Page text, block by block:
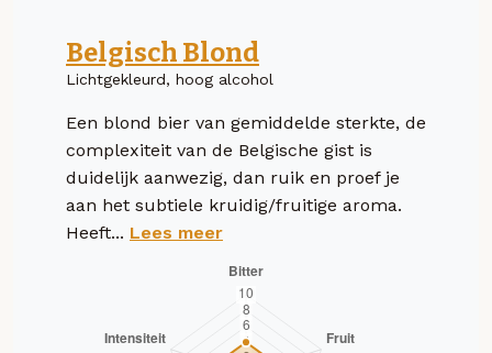
Belgisch Blond
Lichtgekleurd, hoog alcohol
Een blond bier van gemiddelde sterkte, de
complexiteit van de Belgische gist is
duidelijk aanwezig, dan ruik en proef je
aan het subtiele kruidig/fruitige aroma.
Heeft... Lees meer